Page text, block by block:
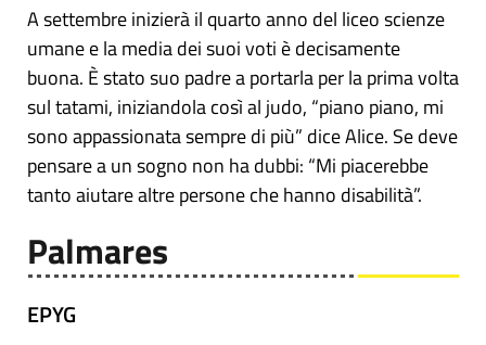
A settembre inizierà il quarto anno del liceo scienze
umane e la media dei suoi voti è decisamente
buona. È stato suo padre a portarla per la prima volta
sul tatami, iniziandola così al judo, “piano piano, mi
sono appassionata sempre di più” dice Alice. Se deve
pensare a un sogno non ha dubbi: “Mi piacerebbe
tanto aiutare altre persone che hanno disabilità”.
Palmares
EPYG